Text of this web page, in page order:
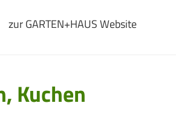
zur GARTEN+HAUS Website
Kuchen